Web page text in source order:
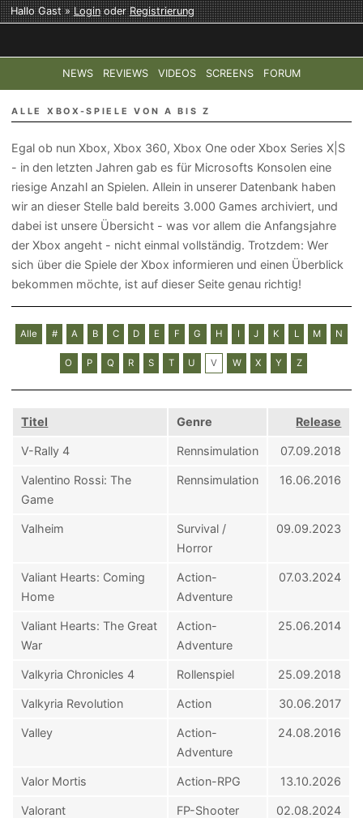
Hallo Gast »LoginoderRegistrierung
NEWS REVIEWS VIDEOS SCREENS FORUM
TOP-THEMEN: COD: MODERN WARFARE 4 HALO:
ALLE XBOX-SPIELE VON A BIS Z
Egal ob nun Xbox, Xbox 360, Xbox One oder Xbox Series X|S
- in den letzten Jahren gab es für Microsofts Konsolen eine
riesige Anzahl an Spielen. Allein in unserer Datenbank haben
wir an dieser Stelle bald bereits 3.000 Games archiviert, und
dabei ist unsere Übersicht - was vor allem die Anfangsjahre
der Xbox angeht - nicht einmal vollständig. Trotzdem: Wer
sich über die Spiele der Xbox informieren und einen Überblick
bekommen möchte, ist auf dieser Seite genau richtig!
Alle # A B C D E F G H I J K L M N
O P Q R S T U V W X Y Z
Titel Genre Release
V-Rally 4 Rennsimulation 07.09.2018
Valentino Rossi: The
Game
Rennsimulation 16.06.2016
Valheim
Survival /
Horror
09.09.2023
Valiant Hearts: Coming
Home
Action-
Adventure
07.03.2024
Valiant Hearts: The Great
War
Action-
Adventure
25.06.2014
Valkyria Chronicles 4 Rollenspiel 25.09.2018
Valkyria Revolution Action 30.06.2017
Valley
Action-
Adventure
24.08.2016
Valor Mortis Action-RPG 13.10.2026
Valorant FP-Shooter 02.08.2024